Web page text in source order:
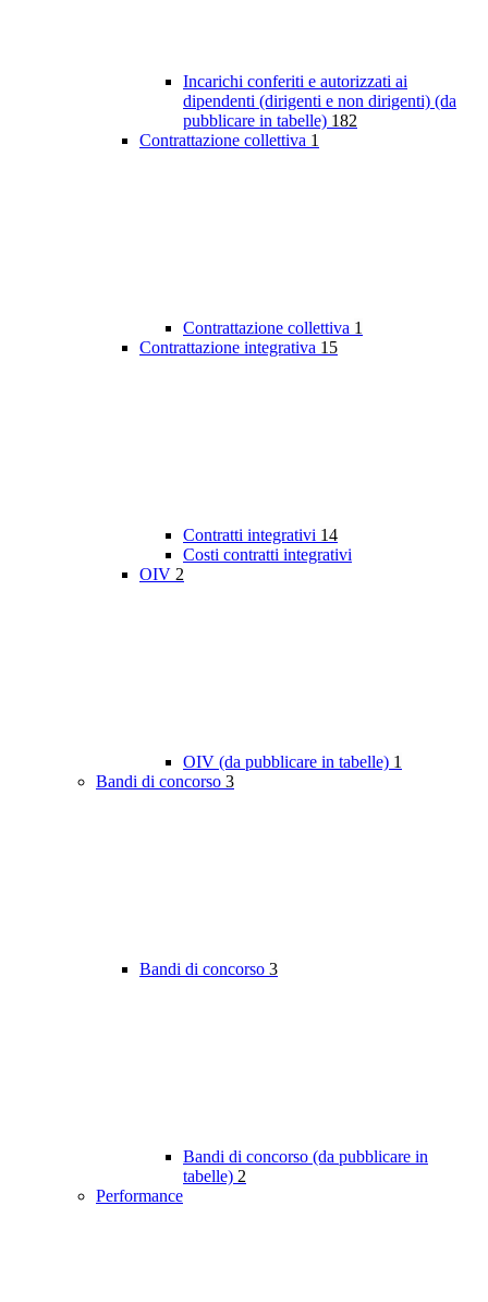
Incarichi conferiti e autorizzati ai
dipendenti (dirigenti e non dirigenti) (da
pubblicare in tabelle) 182
Contrattazione collettiva 1
Contrattazione collettiva 1
Contrattazione integrativa 15
Contratti integrativi 14
Costi contratti integrativi
OIV 2
OIV (da pubblicare in tabelle) 1
Bandi di concorso 3
Bandi di concorso 3
Bandi di concorso (da pubblicare in
tabelle) 2
Performance